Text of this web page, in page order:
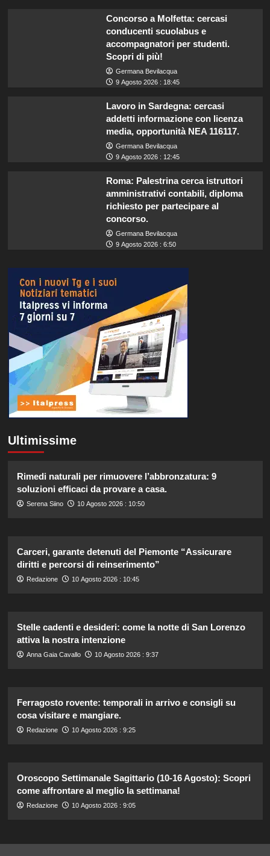
Concorso a Molfetta: cercasi
conducenti scuolabus e
accompagnatori per studenti.
Scopri di più!
Germana Bevilacqua
9 Agosto 2026 : 18:45
Lavoro in Sardegna: cercasi
addetti informazione con licenza
media, opportunità NEA 116117.
Germana Bevilacqua
9 Agosto 2026 : 12:45
Roma: Palestrina cerca istruttori
amministrativi contabili, diploma
richiesto per partecipare al
concorso.
Germana Bevilacqua
9 Agosto 2026 : 6:50
Ultimissime
Rimedi naturali per rimuovere l’abbronzatura: 9
soluzioni efficaci da provare a casa.
Serena Siino 10 Agosto 2026 : 10:50
Carceri, garante detenuti del Piemonte “Assicurare
diritti e percorsi di reinserimento”
Redazione 10 Agosto 2026 : 10:45
Stelle cadenti e desideri: come la notte di San Lorenzo
attiva la nostra intenzione
Anna Gaia Cavallo 10 Agosto 2026 : 9:37
Ferragosto rovente: temporali in arrivo e consigli su
cosa visitare e mangiare.
Redazione 10 Agosto 2026 : 9:25
Oroscopo Settimanale Sagittario (10-16 Agosto): Scopri
come affrontare al meglio la settimana!
Redazione 10 Agosto 2026 : 9:05